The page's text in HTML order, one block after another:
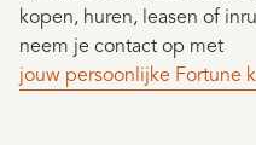
kopen, huren, leasen of
neem je contact op met
jouw persoonlijke Fortune